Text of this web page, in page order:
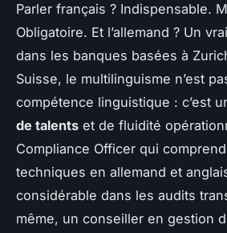
Parler français ? Indispensable.
Obligatoire. Et l’allemand ? Un
dans les banques basées à
Suisse, le multilinguisme n’est
compétence linguistique : c’est
de talents et de fluidité
Compliance Officer qui
techniques en allemand et
considérable dans les audits
même, un conseiller en gestion